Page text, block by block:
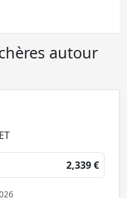
autour
2,339 €